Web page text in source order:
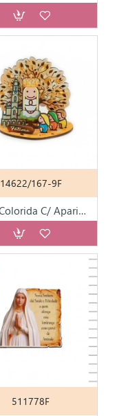
14622/167-9F
Placa Colorida C/ Aparição de Fátima + Santuário
511778F